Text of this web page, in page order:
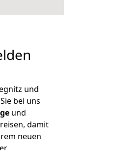
und
bei uns
und
damit
neuen